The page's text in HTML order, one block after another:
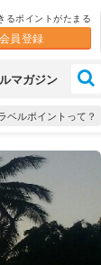
るポイントがたまる
員登録
マガジン
ベルポイントって？